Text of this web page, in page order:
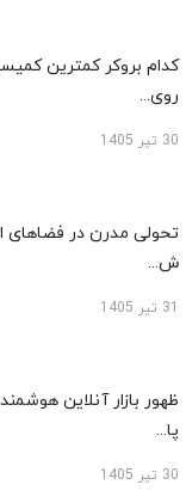
کدام بروکر کمترین
روی...
30 تیر 1405
تحولی مدرن در فضاهای
ش...
ظهور بازار آنلاین
پا...
30 تیر 1405